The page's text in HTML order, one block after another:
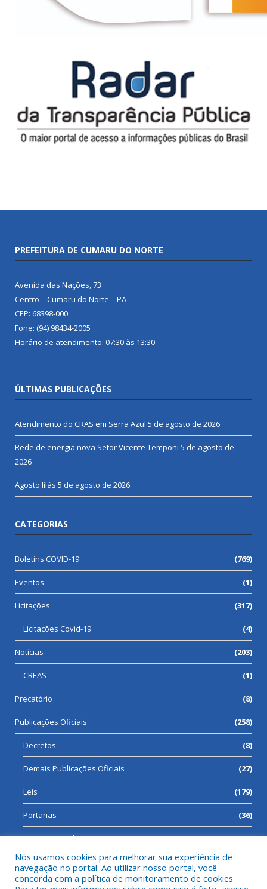
PREFEITURA DE CUMARU DO NORTE
Avenida das Nações, 73
Centro – Cumaru do Norte – PA
CEP: 68398-000
Fone: (94) 98434-2005
Horário de atendimento: 07:30 às 13:30
ÚLTIMAS PUBLICAÇÕES
Atendimento do CRAS em Serra Azul 5 de agosto de 2026
Rede de energia nova Setor Vicente Temponi 5 de agosto de
2026
Agosto lilás 5 de agosto de 2026
CATEGORIAS
Boletins COVID-19 (769)
Eventos (1)
Licitações (317)
Licitações Covid-19 (4)
Notícias (203)
CREAS (1)
Precatório (8)
Publicações Oficiais (258)
Decretos (8)
Demais Publicações Oficiais (27)
Leis (179)
Portarias (36)
Processos Seletivos (7)
Nós usamos cookies para melhorar sua experiência de
navegação no portal. Ao utilizar nosso portal, você
concorda com a política de monitoramento de cookies.